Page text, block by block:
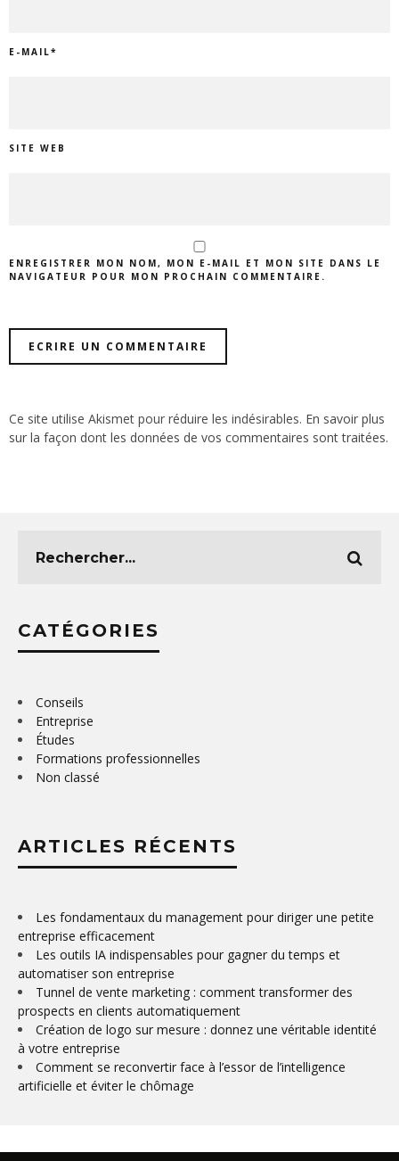
E-MAIL*
SITE WEB
ENREGISTRER MON NOM, MON E-MAIL ET MON SITE DANS LE
NAVIGATEUR POUR MON PROCHAIN COMMENTAIRE.
Ce site utilise Akismet pour réduire les indésirables. En savoir plus
sur la façon dont les données de vos commentaires sont traitées.
CATÉGORIES
Conseils
Entreprise
Études
Formations professionnelles
Non classé
ARTICLES RÉCENTS
Les fondamentaux du management pour diriger une petite
entreprise efficacement
Les outils IA indispensables pour gagner du temps et
automatiser son entreprise
Tunnel de vente marketing : comment transformer des
prospects en clients automatiquement
Création de logo sur mesure : donnez une véritable identité
à votre entreprise
Comment se reconvertir face à l’essor de l’intelligence
artificielle et éviter le chômage